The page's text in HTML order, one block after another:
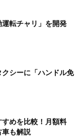
転チャリ」を開発
クシーに「ハンドル免
めを比較！月額料
車も解説